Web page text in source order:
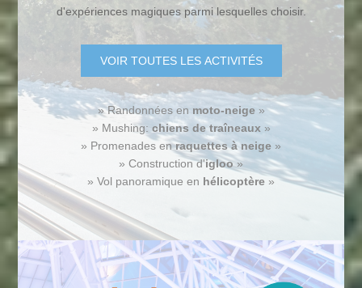
d'expériences magiques parmi lesquelles choisir.
VOIR TOUTES LES ACTIVITÉS
» Randonnées en moto-neige»
» Mushing: chiens de traîneaux»
» Promenades enraquettes à neige »
» Construction d'igloo»
» Vol panoramique en hélicoptère »